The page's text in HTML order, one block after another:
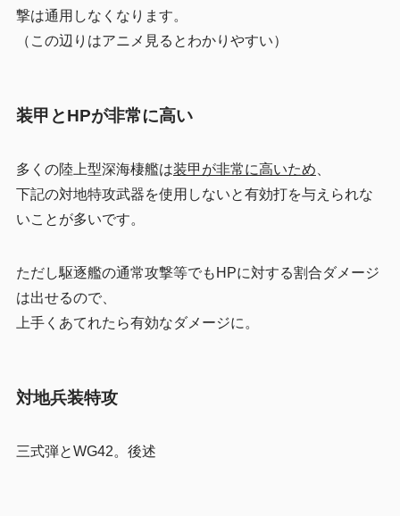
撃は通用しなくなります。
（この辺りはアニメ見るとわかりやすい）
装甲とHPが非常に高い
多くの陸上型深海棲艦は装甲が非常に高いため
下記の対地特攻武器を使用しないと有効打を与えられな
いことが多いです。
ただし駆逐艦の通常攻撃等でもHPに対する割合ダメージ
は出せるので、
上手くあてれたら有効なダメージに。
対地兵装特攻
三式弾とWG42。後述